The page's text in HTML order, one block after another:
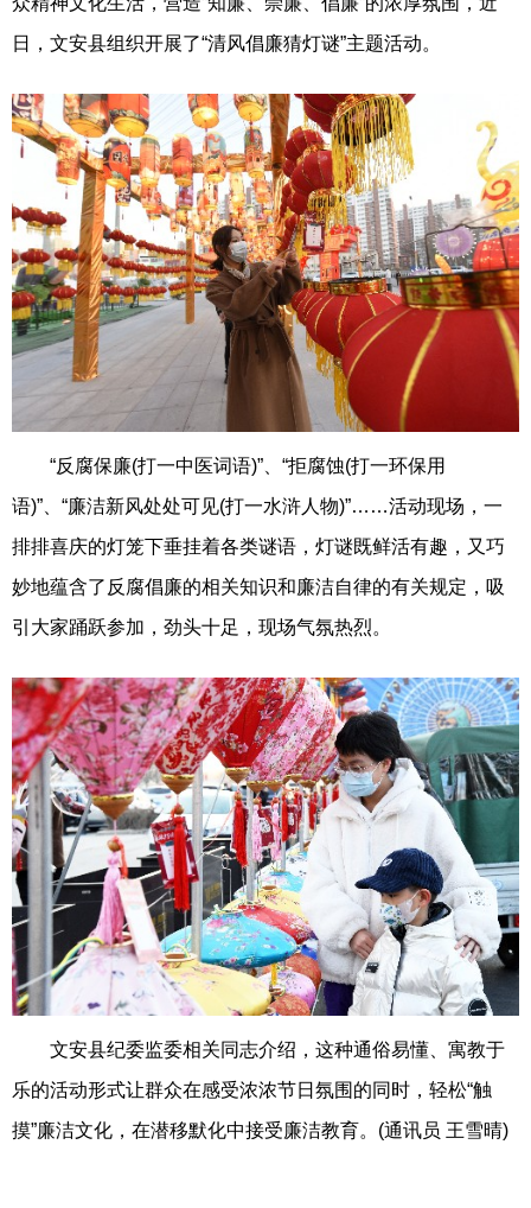
日，文安县组织开展了“清风倡廉猜灯谜”主题活动。
“反腐保廉(打一中医词语)”、“拒腐蚀(打一环保用
语)”、“廉洁新风处处可见(打一水浒人物)”……活动现场，一
排排喜庆的灯笼下垂挂着各类谜语，灯谜既鲜活有趣，又巧
妙地蕴含了反腐倡廉的相关知识和廉洁自律的有关规定，吸
引大家踊跃参加，劲头十足，现场气氛热烈。
文安县纪委监委相关同志介绍，这种通俗易懂、寓教于
乐的活动形式让群众在感受浓浓节日氛围的同时，轻松“触
摸”廉洁文化，在潜移默化中接受廉洁教育。(通讯员 王雪晴)